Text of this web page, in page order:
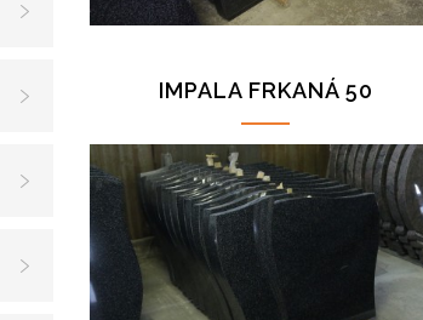
IMPALA FRKANÁ 50